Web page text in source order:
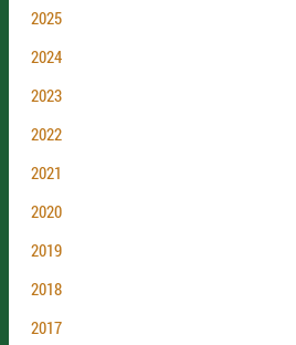
2025
2024
2023
2022
2021
2020
2019
2018
2017